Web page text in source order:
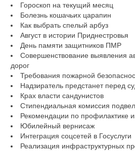
Гороскоп на текущий месяц
Болезнь кошачьих царапин
Как выбрать спелый арбуз
Август в истории Приднестровья
День памяти защитников ПМР
Совершенствование выявления
дорог
Требования пожарной
Надзиратель предстанет перед
Крах власти сандунистов
Стипендиальная комиссия
Рекомендации по профилактике
Юбилейный вернисаж
Интеграция соцсетей в Госуслуги
Реализация инфраструктурных